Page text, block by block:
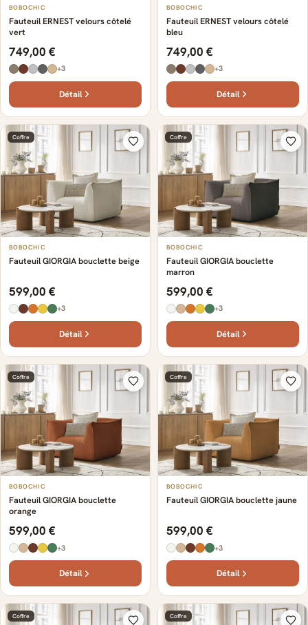
BOBOCHIC
Fauteuil ERNEST velours côtelé
vert
749,00 €
+3
Détail
BOBOCHIC
Fauteuil ERNEST velours côtelé
bleu
749,00 €
+3
Détail
Coffre
BOBOCHIC
Fauteuil GIORGIA bouclette beige
599,00 €
+3
Détail
Coffre
BOBOCHIC
Fauteuil GIORGIA bouclette
marron
599,00 €
+3
Détail
Coffre
BOBOCHIC
Fauteuil GIORGIA bouclette
orange
599,00 €
+3
Détail
Coffre
BOBOCHIC
Fauteuil GIORGIA bouclette jaune
599,00 €
+3
Détail
Coffre Coffre